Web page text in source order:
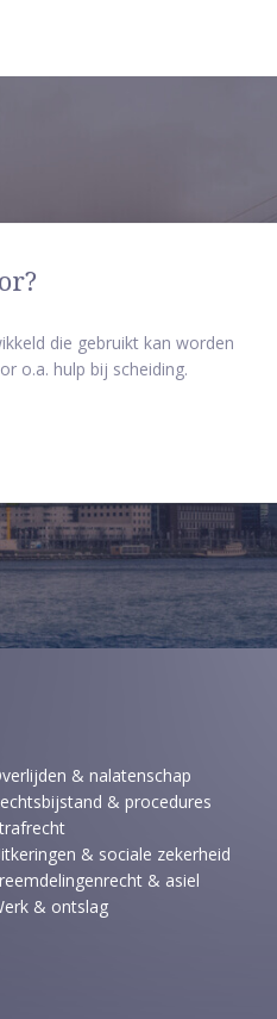
die gebruikt kan worden
o.a. hulp bij scheiding.
& nalatenschap
& procedures
& sociale zekerheid
& asiel
& ontslag